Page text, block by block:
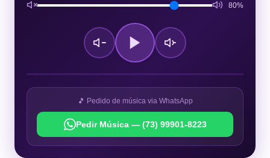
80%
🎵 Pedido de música via WhatsApp
Pedir Música — (73) 99901-8223